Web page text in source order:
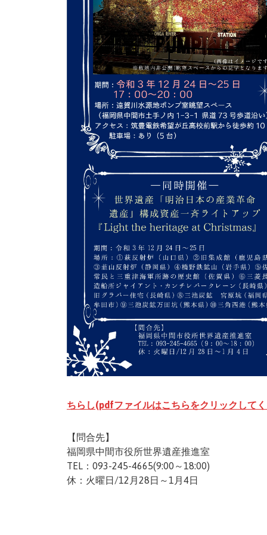
ちらし(pdfファイルはこちらをクリックして
【問合先】
福岡県中間市役所世界遺産推進室
TEL：093-245-4665(9:00～18:00)
休：火曜日/12月28日～1月4日